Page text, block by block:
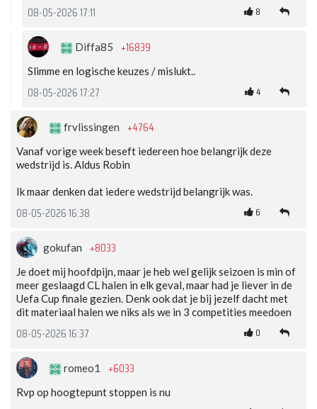
08-05-2026 17:11 8
Diffa85 +16839
Slimme en logische keuzes / mislukt..
08-05-2026 17:27 4
frvlissingen +4764
Vanaf vorige week beseft iedereen hoe belangrijk deze
wedstrijd is. Aldus Robin
Ik maar denken dat iedere wedstrijd belangrijk was.
08-05-2026 16:38 6
gokufan +8033
Je doet mij hoofdpijn, maar je heb wel gelijk seizoen is min of
meer geslaagd CL halen in elk geval, maar had je liever in de
Uefa Cup finale gezien. Denk ook dat je bij jezelf dacht met
dit materiaal halen we niks als we in 3 competities meedoen
08-05-2026 16:37 0
romeo1 +6033
Rvp op hoogtepunt stoppen is nu